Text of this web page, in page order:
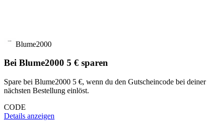
Blume2000
Bei Blume2000 5 € sparen
Spare bei Blume2000 5 €, wenn du den Gutscheincode bei deiner
nächsten Bestellung einlöst.
CODE
Details anzeigen